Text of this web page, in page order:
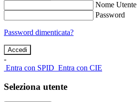
Nome Utente
Password
Password dimenticata?
-
Entra con SPID Entra con CIE
Seleziona utente